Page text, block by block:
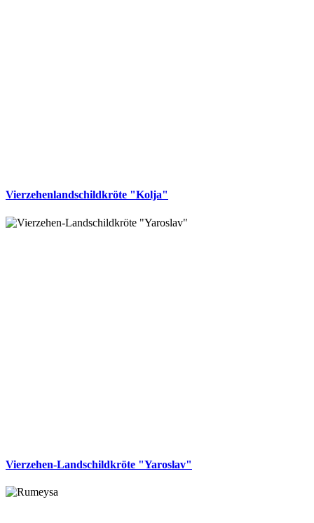
Vierzehenlandschildkröte "Kolja"
Vierzehen-Landschildkröte "Yaroslav"